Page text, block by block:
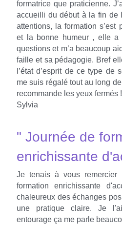
formatrice que praticienne.
accueilli du début à la fin de
attentions, la formation s’est
et la bonne humeur , elle a
questions et m’a beaucoup
faille et sa pédagogie. Bref
l’état d’esprit de ce type de
me suis régalé tout au long
recommande les yeux fermés !
Sylvia
" Journée de
enrichissante
Je tenais à vous remercier
formation enrichissante
chaleureux des échanges
une pratique claire. Je
entourage ça me parle